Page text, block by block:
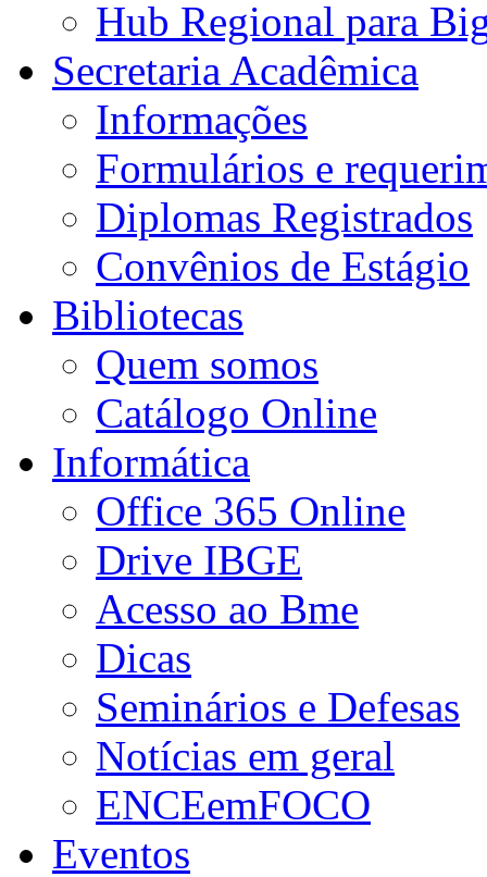
Hub Regional para
Secretaria Acadêmica
Informações
Formulários e
Diplomas Registrados
Convênios de Estágio
Bibliotecas
Quem somos
Catálogo Online
Informática
Office 365 Online
Drive IBGE
Acesso ao Bme
Dicas
Seminários e Defesas
Notícias em geral
ENCEemFOCO
Eventos